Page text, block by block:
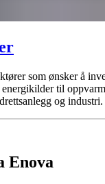
som ønsker å
til
og industri.
Enova